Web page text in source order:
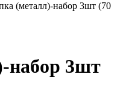
(металл)-набор 3шт (70
набор 3шт